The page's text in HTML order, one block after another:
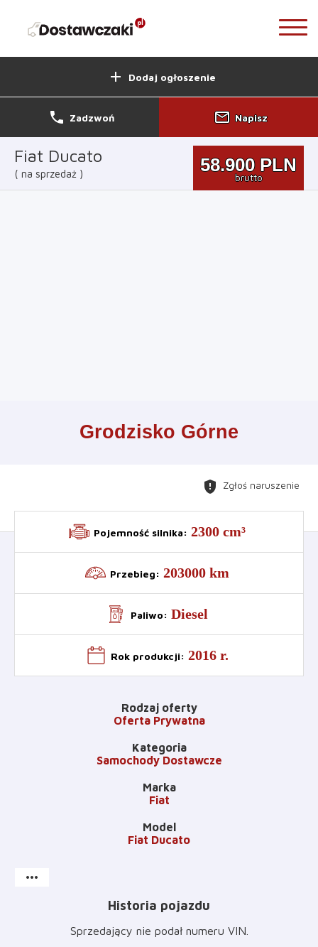
add Dodaj ogłoszenie
Fiat Ducato
na sprzedaż 58.900 PLN
brutto
Grodzisko Górne
gpp_maybe Zgłoś naruszenie
Pojemność silnika: 2300 cm³
Przebieg: 203000 km
Paliwo: Diesel
Rok produkcji: 2016 r.
Rodzaj oferty
Oferta Prywatna
Kategoria
Samochody Dostawcze
Marka
Fiat
Model
Fiat Ducato
more_horiz
Historia pojazdu
Sprzedający nie podał numeru VIN
phone Zadzwoń mail_outline Napisz